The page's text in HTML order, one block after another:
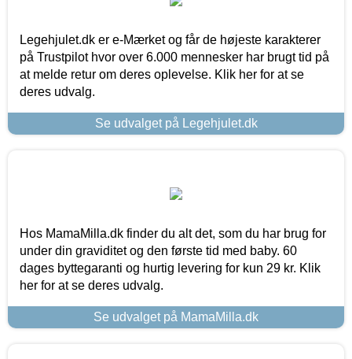
Legehjulet.dk er e-Mærket og får de højeste karakterer
på Trustpilot hvor over 6.000 mennesker har brugt tid på
at melde retur om deres oplevelse. Klik her for at se
deres udvalg.
Se udvalget på Legehjulet.dk
Hos MamaMilla.dk finder du alt det, som du har brug for
under din graviditet og den første tid med baby. 60
dages byttegaranti og hurtig levering for kun 29 kr. Klik
her for at se deres udvalg.
Se udvalget på MamaMilla.dk